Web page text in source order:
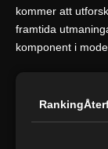
kommer att
framtida
komponent i
Ranking